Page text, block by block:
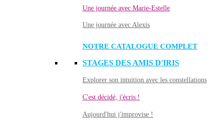
Une journée avec Marie-Estelle
Une journée avec Alexis
NOTRE CATALOGUE COMPLET
STAGES DES AMIS D'IRIS
Explorer son intuition avec les constellations
C'est décidé, j'écris !
Aujourd'hui j'improvise !